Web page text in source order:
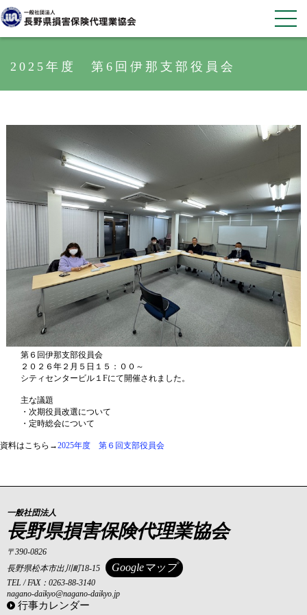
2025年度 第6回伊那支部役員会
第６回伊那支部役員会
２０２６年２月５日１５：００～
シティセンタービル１Fにて開催されました。
主な議題
・次期役員改選について
・定時総会について
資料はこちら→2025年度 第６回支部役員会
一般社団法人
長野県損害保険代理業協会
〒390-0826
長野県松本市出川町18-15
Googleマップ
TEL / FAX：0263-88-3140
nagano-daikyo@nagano-daikyo.jp
行事カレンダー